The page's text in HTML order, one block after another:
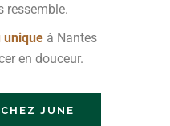
ressemble.
unique à Nantes
en douceur.
JUNE